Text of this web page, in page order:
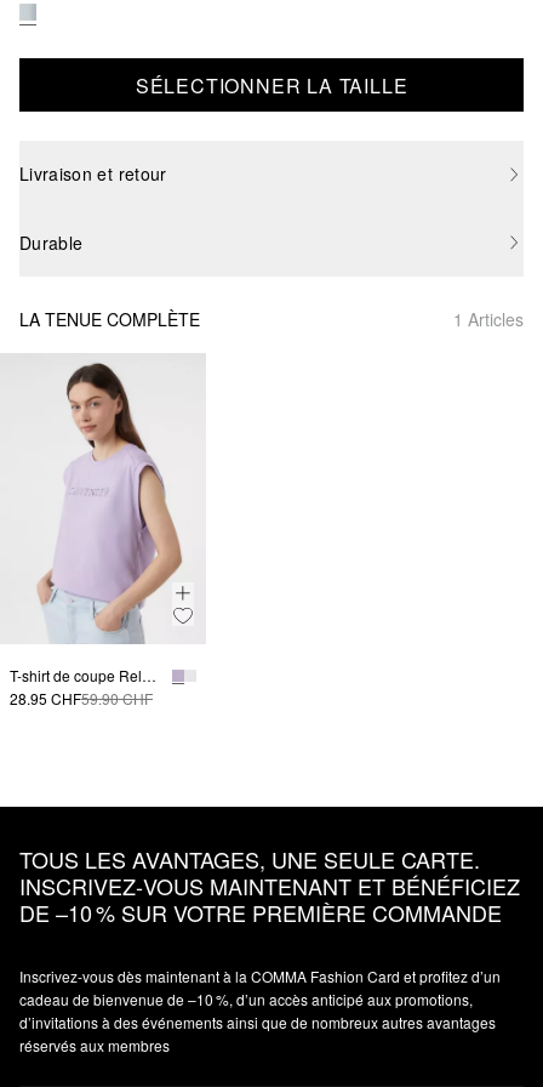
SÉLECTIONNER LA TAILLE
Livraison et retour
Durable
LA TENUE COMPLÈTE 1 Articles
T-shirt de coupe Relaxed Fit à motif artistique
28.95 CHF59.90 CHF
TOUS LES AVANTAGES, UNE SEULE CARTE.
INSCRIVEZ‑VOUS MAINTENANT ET BÉNÉFICIEZ
DE –10 % SUR VOTRE PREMIÈRE COMMANDE
Inscrivez‑vous dès maintenant à la COMMA Fashion Card et profitez d’un
cadeau de bienvenue de –10 %, d’un accès anticipé aux promotions,
d’invitations à des événements ainsi que de nombreux autres avantages
réservés aux membres